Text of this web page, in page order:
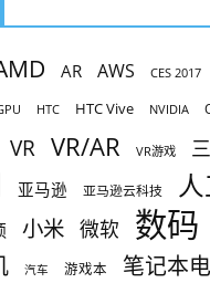
AR AWS CES 2017
HTC HTC Vive NVIDIA
VR VR/AR VR游戏
亚马逊 亚马逊云科技
小米 微软 数码
汽车 游戏本 笔记本